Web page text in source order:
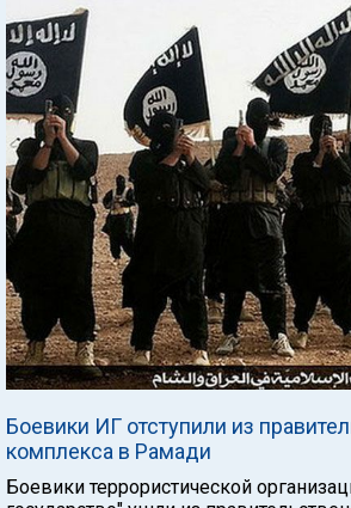
Боевики ИГ отступили из
комплекса в Рамади
Боевики террористической